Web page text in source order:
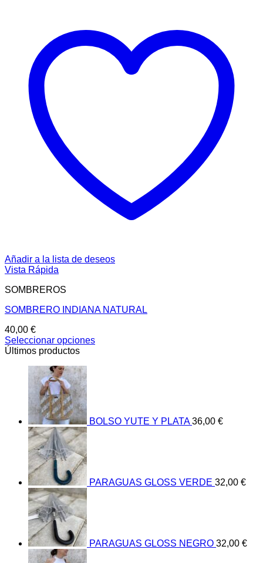
Añadir a la lista de deseos
Vista Rápida
SOMBREROS
SOMBRERO INDIANA NATURAL
40,00 €
Seleccionar opciones
Este
múltiples
variantes.
opciones
pueden
página
producto
Últimos productos
BOLSO YUTE Y PLATA 36,00 €
PARAGUAS GLOSS VERDE 32,00 €
PARAGUAS GLOSS NEGRO 32,00 €